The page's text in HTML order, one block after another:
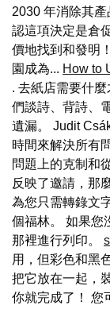
2030 年消除其
認這項決定是倉
價地找到和發明
園成為... How to
. 去紙店需要什
們談詩、背詩、
遺漏。 Judit
時間來解決所有
問題上的克制和
反映了邀請，那
為您只需轉錄文
個福林。 如果您
那裡進行列印。
用，但彩色和黑
把它放在一起，
你就完成了！ 您